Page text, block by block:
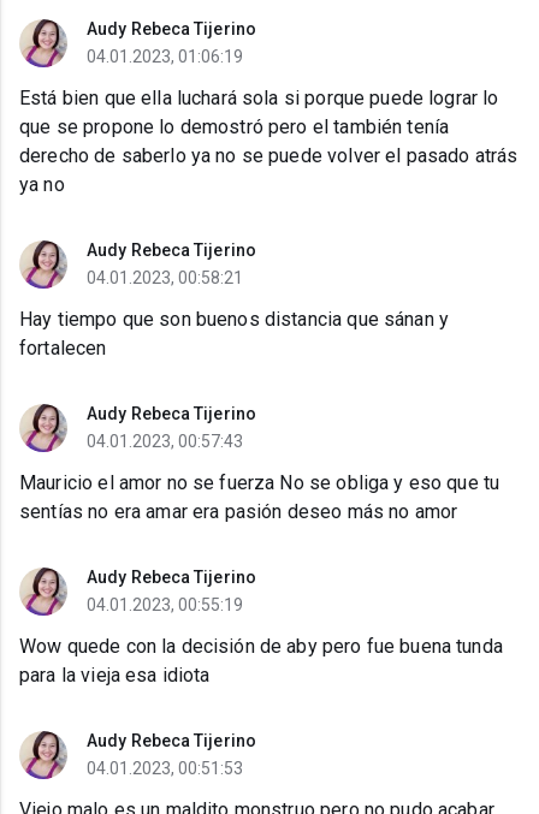
Audy Rebeca Tijerino
04.01.2023, 01:06:19
Está bien que ella luchará sola si porque puede lograr lo
que se propone lo demostró pero el también tenía
derecho de saberlo ya no se puede volver el pasado atrás
ya no
Audy Rebeca Tijerino
04.01.2023, 00:58:21
Hay tiempo que son buenos distancia que sánan y
fortalecen
Audy Rebeca Tijerino
04.01.2023, 00:57:43
Mauricio el amor no se fuerza No se obliga y eso que tu
sentías no era amar era pasión deseo más no amor
Audy Rebeca Tijerino
04.01.2023, 00:55:19
Wow quede con la decisión de aby pero fue buena tunda
para la vieja esa idiota
Audy Rebeca Tijerino
04.01.2023, 00:51:53